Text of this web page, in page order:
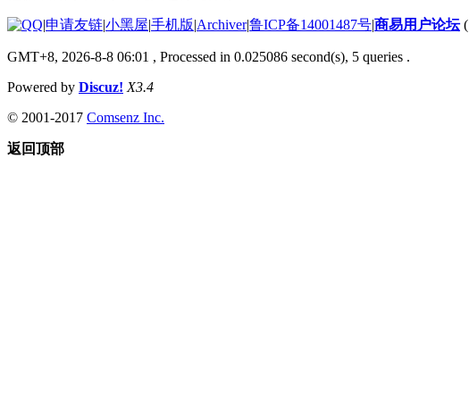
|申请友链|小黑屋|手机版|Archiver|鲁ICP备14001487号|商易用户论坛(
GMT+8, 2026-8-8 06:01 , Processed in 0.025086 second(s), 5 queries .
Powered by Discuz! X3.4
© 2001-2017 Comsenz Inc.
返回顶部